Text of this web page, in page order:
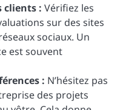
clients : Vérifiez les
sur des sites
sociaux. Un
est souvent
: N’hésitez pas
des projets